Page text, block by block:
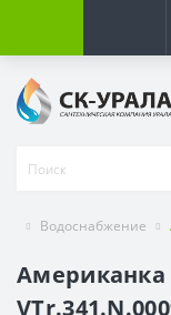
Водоснабжение
Американка